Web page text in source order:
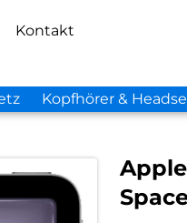
Kontakt
Kopfhörer &
Apple